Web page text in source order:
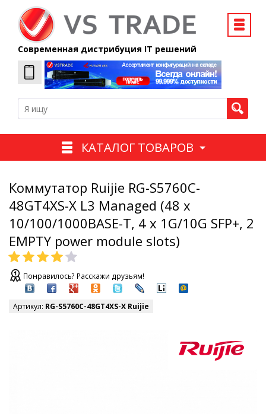
Современная дистрибуция IT решений
КАТАЛОГ ТОВАРОВ
Коммутатор Ruijie RG-S5760C-
48GT4XS-X L3 Managed (48 x
10/100/1000BASE-T, 4 x 1G/10G SFP+, 2
EMPTY power module slots)
Понравилось? Расскажи друзьям!
Артикул: RG-S5760C-48GT4XS-X Ruijie